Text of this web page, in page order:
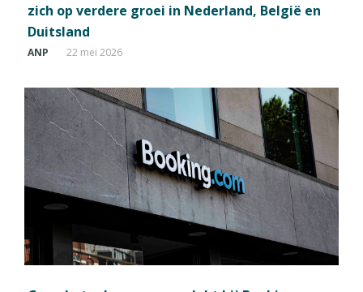
zich op verdere groei in Nederland, België en
Duitsland
ANP 22 mei 2026